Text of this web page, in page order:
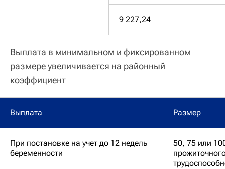
9 227,24
Выплата в минимальном и фиксированном
размере увеличивается на районный
коэффициент
Выплата Размер
При постановке на учет до 12 недель
беременности
50, 75 или